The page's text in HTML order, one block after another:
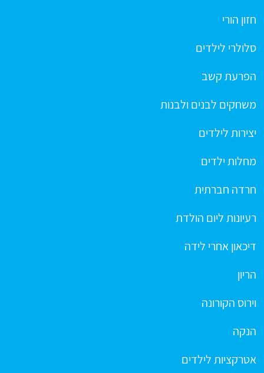
חזון הורי
סלולרי לילדים
הפרעת קשב
משחקים לבנים ולבנות
יצירות לילדים
מחלות ילדים
חרדה חברתית
רעיונות ליום הולדת
דיכאון אחרי לידה
הריון
וירוס הקורונה
הנקה
אטרקציות לילדים